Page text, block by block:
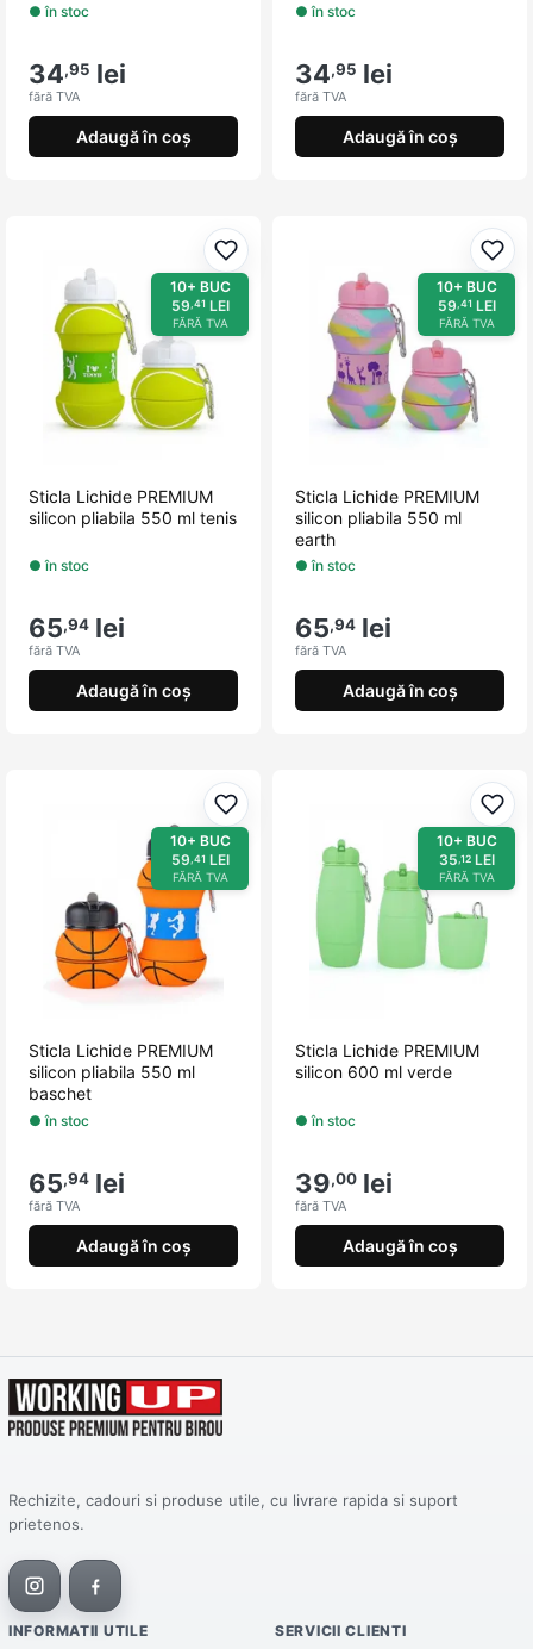
● în stoc
34,95 lei
fără TVA
Adaugă în coș
● în stoc
34,95 lei
fără TVA
Adaugă în coș
Adaugă la favorite
10+ BUC
59,41 LEI
FĂRĂ TVA
Sticla Lichide PREMIUM
silicon pliabila 550 ml tenis
● în stoc
65,94 lei
fără TVA
Adaugă în coș
10+ BUC
59,41 LEI
FĂRĂ TVA
Sticla Lichide PREMIUM
silicon pliabila 550 ml
earth
● în stoc
65,94 lei
fără TVA
Adaugă în coș
Adaugă la favorite
10+ BUC
59 ,41 LEI
FĂRĂ TVA
Sticla Lichide PREMIUM
silicon pliabila 550 ml
baschet
● în stoc
65,94 lei
fără TVA
Adaugă în coș
10+ BUC
35 ,12LEI
FĂRĂ TVA
Sticla Lichide PREMIUM
silicon 600 ml verde
● în stoc
39,00 lei
fără TVA
Adaugă în coș
Rechizite, cadouri si produse utile, cu livrare rapida si suport
prietenos.
INFORMATII UTILE SERVICII CLIENTI